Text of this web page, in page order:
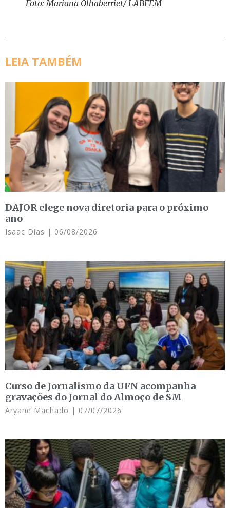
Foto: Mariana Olhaberriet/ LABFEM
LEIA TAMBÉM
DAJOR elege nova diretoria para o próximo
ano
Isaac Dias 06/08/2026
Curso de Jornalismo da UFN acompanha
gravações do Jornal do Almoço de SM
Aryane Machado 07/07/2026